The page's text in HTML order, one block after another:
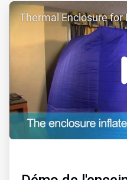
ArticleTile
Thermal Enclosure for